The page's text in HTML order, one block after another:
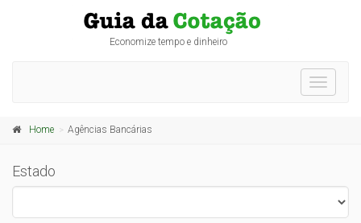
Economize tempo e dinheiro
Toggle
Home Agências Bancárias
Estado